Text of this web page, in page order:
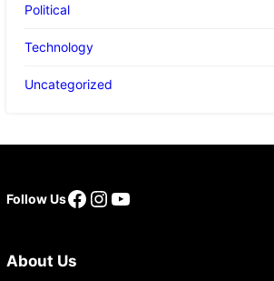
Political
Technology
Uncategorized
Follow Us
About Us